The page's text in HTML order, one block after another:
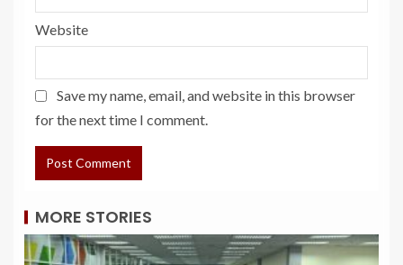
Website
Save my name, email, and website in this browser
for the next time I comment.
MORE STORIES